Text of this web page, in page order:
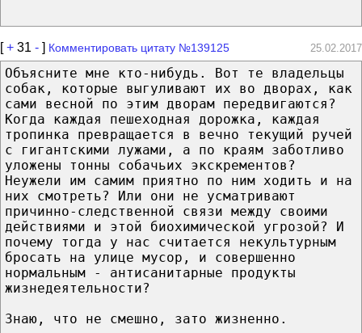
[+ 31 - ] Комментировать цитату №139125 25.02.2017
Объясните мне кто-нибудь. Вот те владельцы
собак, которые выгуливают их во дворах, как
сами весной по этим дворам передвигаются?
Когда каждая пешеходная дорожка, каждая
тропинка превращается в вечно текущий ручей
с гигантскими лужами, а по краям заботливо
уложены тонны собачьих экскрементов?
Неужели им самим приятно по ним ходить и на
них смотреть? Или они не усматривают
причинно-следственной связи между своими
действиями и этой биохимической угрозой? И
почему тогда у нас считается некультурным
бросать на улице мусор, и совершенно
нормальным - антисанитарные продукты
жизнедеятельности?
Знаю, что не смешно, зато жизненно.